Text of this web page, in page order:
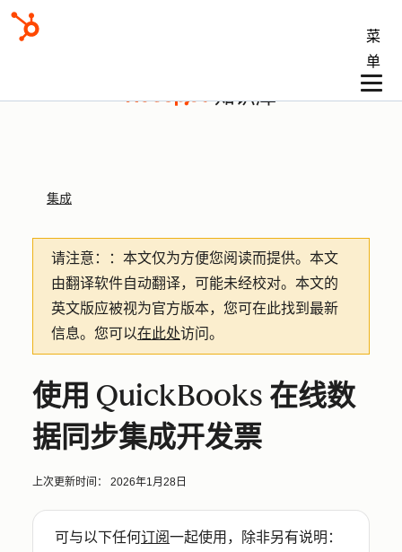
菜
单
知识库
集成
请注意： ：本文仅为方便您阅读而提供。 本文
由翻译软件自动翻译，可能未经校对。本文的
英文版应被视为官方版本，您可在此找到最新
信息。您可以在此处访问。
使用 QuickBooks 在线数
据同步集成开发票
上次更新时间： 2026年1月28日
可与以下任何订阅一起使用，除非另有说明：